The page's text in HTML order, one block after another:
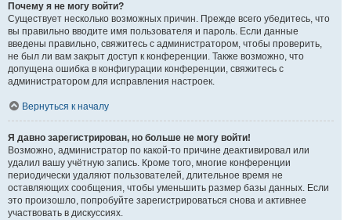
Почему я не могу войти?
Существует несколько возможных причин. Прежде всего убедитесь, что
вы правильно вводите имя пользователя и пароль. Если данные
введены правильно, свяжитесь с администратором, чтобы проверить,
не был ли вам закрыт доступ к конференции. Также возможно, что
допущена ошибка в конфигурации конференции, свяжитесь с
администратором для исправления настроек.
Вернуться к началу
Я давно зарегистрирован, но больше не могу войти!
Возможно, администратор по какой-то причине деактивировал или
удалил вашу учётную запись. Кроме того, многие конференции
периодически удаляют пользователей, длительное время не
оставляющих сообщения, чтобы уменьшить размер базы данных. Если
это произошло, попробуйте зарегистрироваться снова и активнее
участвовать в дискуссиях.